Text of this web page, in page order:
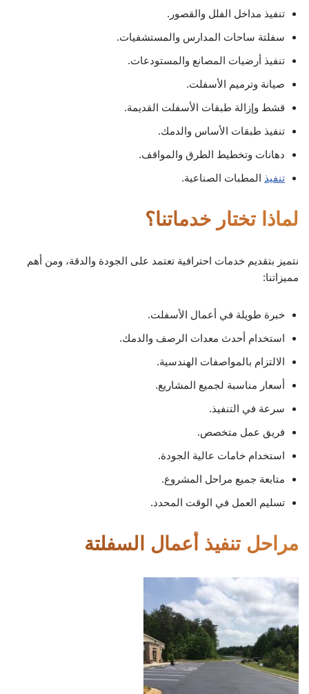
تنفيذ مداخل الفلل والقصور.
سفلتة ساحات المدارس والمستشفيات.
تنفيذ أرضيات المصانع والمستودعات.
صيانة وترميم الأسفلت.
قشط وإزالة طبقات الأسفلت القديمة.
تنفيذ طبقات الأساس والدمك.
دهانات وتخطيط الطرق والمواقف.
تنفيذ المطبات الصناعية.
لماذا تختار خدماتنا؟
نتميز بتقديم خدمات احترافية تعتمد على الجودة والدقة، ومن أهم
مميزاتنا:
خبرة طويلة في أعمال الأسفلت.
استخدام أحدث معدات الرصف والدمك.
الالتزام بالمواصفات الهندسية.
أسعار مناسبة لجميع المشاريع.
سرعة في التنفيذ.
فريق عمل متخصص.
استخدام خامات عالية الجودة.
متابعة جميع مراحل المشروع.
تسليم العمل في الوقت المحدد.
مراحل تنفيذ أعمال السفلتة